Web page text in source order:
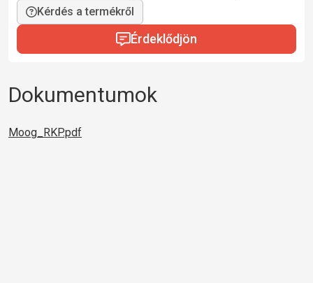
Kérdés a termékről
Érdeklődjön
Dokumentumok
Moog_RKP.pdf